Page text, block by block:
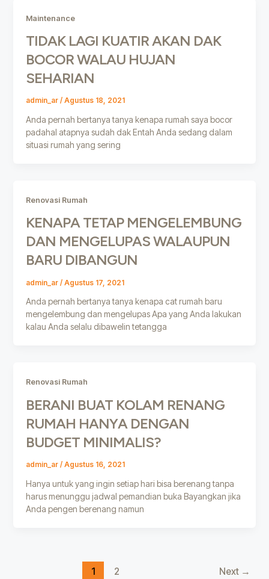
Maintenance
TIDAK LAGI KUATIR AKAN DAK
BOCOR WALAU HUJAN
SEHARIAN
admin_ar / Agustus 18, 2021
Anda pernah bertanya tanya kenapa rumah saya bocor
padahal atapnya sudah dak Entah Anda sedang dalam
situasi rumah yang sering
Renovasi Rumah
KENAPA TETAP MENGELEMBUNG
DAN MENGELUPAS WALAUPUN
BARU DIBANGUN
admin_ar / Agustus 17, 2021
Anda pernah bertanya tanya kenapa cat rumah baru
mengelembung dan mengelupas Apa yang Anda lakukan
kalau Anda selalu dibawelin tetangga
Renovasi Rumah
BERANI BUAT KOLAM RENANG
RUMAH HANYA DENGAN
BUDGET MINIMALIS?
admin_ar / Agustus 16, 2021
Hanya untuk yang ingin setiap hari bisa berenang tanpa
harus menunggu jadwal pemandian buka Bayangkan jika
Anda pengen berenang namun
1 2 Next →